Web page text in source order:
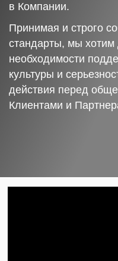
в Компании.
Принимая и строго
стандарты, мы
необходимости
культуры и
действия перед
Клиентами и